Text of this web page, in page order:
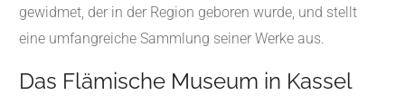
gewidmet, der in der Region geboren wurde, und stellt
eine umfangreiche Sammlung seiner Werke aus.
Das Flämische Museum in Kassel